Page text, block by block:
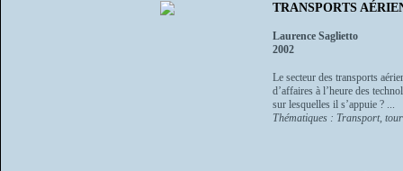
TRANSPORTS
Laurence Saglietto
2002
Le secteur des transports
d’affaires à l’heure des
sur lesquelles il s’appuie ? ...
Thématiques : Transport,